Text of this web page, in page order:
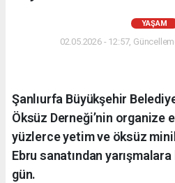
YAŞAM
02.05.2026 - 12:57,
Şanlıurfa Büyükşehir
Öksüz Derneği’nin organize
yüzlerce yetim ve öksüz
Ebru sanatından
gün.